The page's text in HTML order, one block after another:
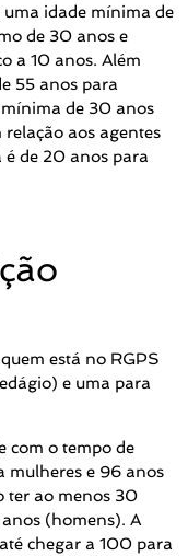
uma idade mínima de
de 30 anos e
a 10 anos. Além
55 anos para
de 30 anos
aos agentes
de 20 anos para
está no RGPS
e uma para
com o tempo de
mulheres e 96 anos
ter ao menos 30
(homens). A
chegar a 100 para